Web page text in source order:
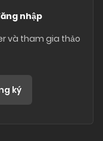
nhập
và tham gia thảo
ký